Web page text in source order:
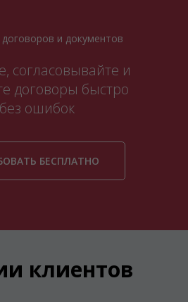
БЕСПЛАТНО
согласовывайте и
договоры быстро
ошибок
договоров и документов
клиентов